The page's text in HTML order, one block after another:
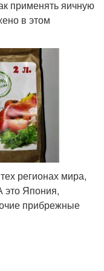
применять яичную
в этом
регионах мира,
это Япония,
прибрежные